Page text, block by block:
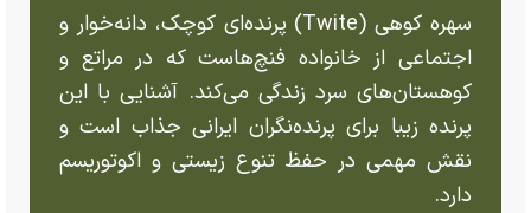
سهره کوهی (Twite) پرنده‌ای کوچک، دانه‌خوار و
اجتماعی از خانواده فنچ‌هاست که در مراتع و
کوهستان‌های سرد زندگی می‌کند. آشنایی با این
پرنده زیبا برای پرنده‌نگران ایرانی جذاب است و
نقش مهمی در حفظ تنوع زیستی و اکوتوریسم
دارد.